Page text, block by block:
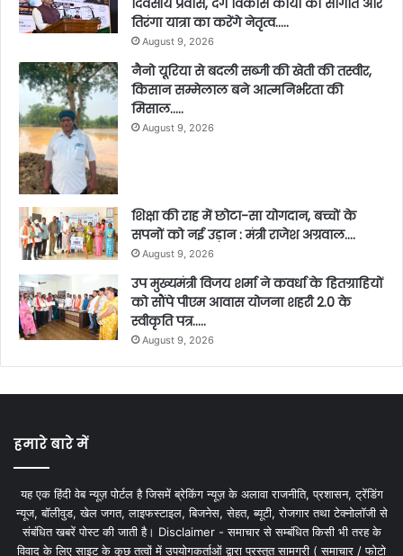
तिरंगा यात्रा का करेंगे नेतृत्व…..
August 9, 2026
नैनो यूरिया से बदली सब्जी की खेती की तस्वीर,
किसान सम्मेलाल बने आत्मनिर्भरता की
मिसाल…..
August 9, 2026
शिक्षा की राह में छोटा-सा योगदान, बच्चों के
सपनों को नई उड़ान : मंत्री राजेश अग्रवाल….
August 9, 2026
उप मुख्यमंत्री विजय शर्मा ने कवर्धा के हितग्राहियों
को सौंपे पीएम आवास योजना शहरी 2.0 के
स्वीकृति पत्र…..
August 9, 2026
हमारे बारे में
यह एक हिंदी वेब न्यूज़ पोर्टल है जिसमें ब्रेकिंग न्यूज़ के अलावा राजनीति, प्रशासन, ट्रेंडिंग
न्यूज, बॉलीवुड, खेल जगत, लाइफस्टाइल, बिजनेस, सेहत, ब्यूटी, रोजगार तथा टेक्नोलॉजी से
संबंधित खबरें पोस्ट की जाती है। Disclaimer - समाचार से सम्बंधित किसी भी तरह के
विवाद के लिए साइट के कुछ तत्वों में उपयोगकर्ताओं द्वारा प्रस्तुत सामग्री ( समाचार / फोटो